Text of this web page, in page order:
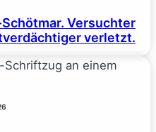
Versuchter
verletzt.